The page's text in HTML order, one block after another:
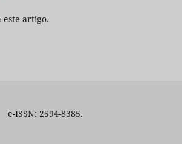
este artigo.
8385.